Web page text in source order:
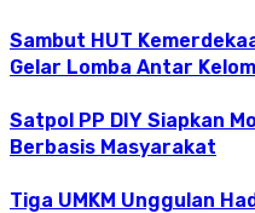
Sambut HUT
Gelar Lomba Antar
Satpol PP DIY Siapkan
Berbasis Masyarakat
Tiga UMKM Unggulan